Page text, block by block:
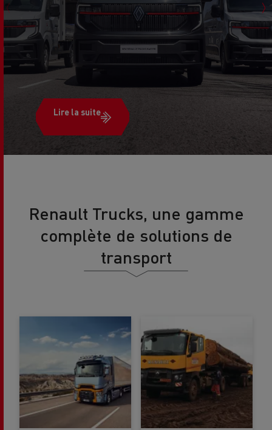
Lire la suite
Renault Trucks, une gamme
complète de solutions de
transport